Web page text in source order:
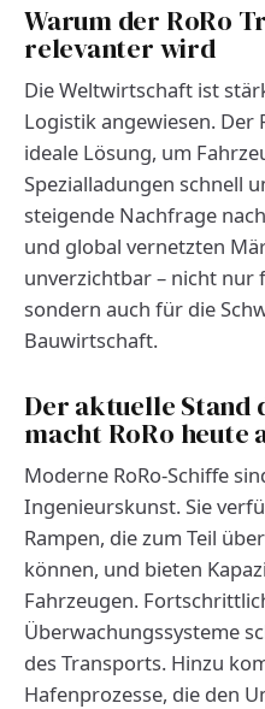
Warum der RoRo
relevanter wird
Die Weltwirtschaft ist
Logistik angewiesen. Der
ideale Lösung, um
Spezialladungen schnell
steigende Nachfrage
und global vernetzten
unverzichtbar – nicht
sondern auch für die
Bauwirtschaft.
Der aktuelle Stand
macht RoRo heute
Moderne RoRo-Schiffe
Ingenieurskunst. Sie
Rampen, die zum Teil
können, und bieten
Fahrzeugen.
Überwachungssysteme
des Transports. Hinzu
Hafenprozesse, die den